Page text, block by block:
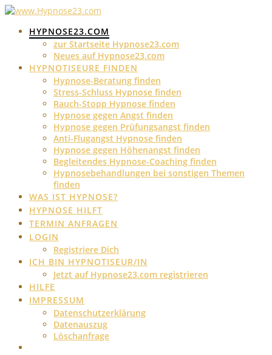
Skip
contentHYPNOSE23.COM
zur Startseite Hypnose23.com
Neues auf Hypnose23.com
HYPNOTISEURE FINDEN
Hypnose-Beratung finden
Stress-Schluss Hypnose finden
Rauch-Stopp Hypnose finden
Hypnose gegen Angst finden
Hypnose gegen Prüfungsangst finden
Anti-Flugangst Hypnose finden
Hypnose gegen Höhenangst finden
Begleitendes Hypnose-Coaching finden
Hypnosebehandlungen bei sonstigen Themen
finden
WAS IST HYPNOSE?
HYPNOSE HILFT
TERMIN ANFRAGEN
LOGIN
Registriere Dich
ICH BIN HYPNOTISEUR/IN
Jetzt auf Hypnose23.com registrieren
HILFE
IMPRESSUM
Datenschutzerklärung
Datenauszug
Löschanfrage